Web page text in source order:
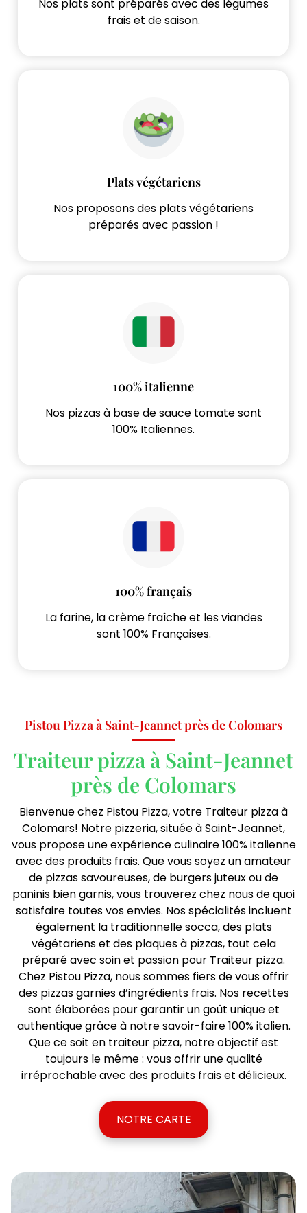
Nos plats sont préparés avec des légumes
frais et de saison.
Plats végétariens
Nos proposons des plats végétariens
préparés avec passion !
100% italienne
Nos pizzas à base de sauce tomate sont
100% Italiennes.
100% français
La farine, la crème fraîche et les viandes
sont 100% Françaises.
Pistou Pizza à Saint-Jeannet près de Colomars
Traiteur pizza à Saint-Jeannet
près de Colomars
Bienvenue chez Pistou Pizza, votre Traiteur pizza à
Colomars! Notre pizzeria, située à Saint-Jeannet,
vous propose une expérience culinaire 100% italienne
avec des produits frais. Que vous soyez un amateur
de pizzas savoureuses, de burgers juteux ou de
paninis bien garnis, vous trouverez chez nous de quoi
satisfaire toutes vos envies. Nos spécialités incluent
également la traditionnelle socca, des plats
végétariens et des plaques à pizzas, tout cela
préparé avec soin et passion pour Traiteur pizza.
Chez Pistou Pizza, nous sommes fiers de vous offrir
des pizzas garnies d’ingrédients frais. Nos recettes
sont élaborées pour garantir un goût unique et
authentique grâce à notre savoir-faire 100% italien.
Que ce soit en traiteur pizza, notre objectif est
toujours le même : vous offrir une qualité
irréprochable avec des produits frais et délicieux.
NOTRE CARTE